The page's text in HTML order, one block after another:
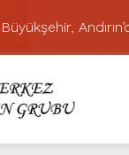
Büyükşehir,
Funda Arar,
BAŞKAN AKPINAR
Dulkadiroğlu Hacı
Pazarcık’ta Yollar